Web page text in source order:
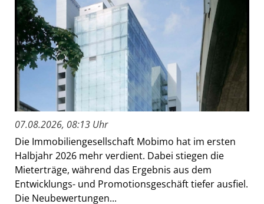
07.08.2026, 08:13 Uhr
Die Immobiliengesellschaft Mobimo hat im ersten
Halbjahr 2026 mehr verdient. Dabei stiegen die
Mieterträge, während das Ergebnis aus dem
Entwicklungs- und Promotionsgeschäft tiefer ausfiel.
Die Neubewertungen...